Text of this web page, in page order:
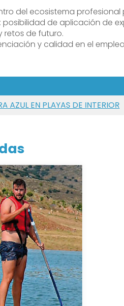
del ecosistema
de aplicación de
retos de futuro.
y calidad en el
AZUL EN PLAYAS DE INTERIOR